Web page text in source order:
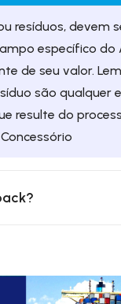
resíduos, devem
específico do
de seu valor.
são qualquer
resulte do
comercial.